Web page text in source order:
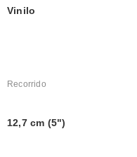
Vinilo
Recorrido
12,7 cm (5")